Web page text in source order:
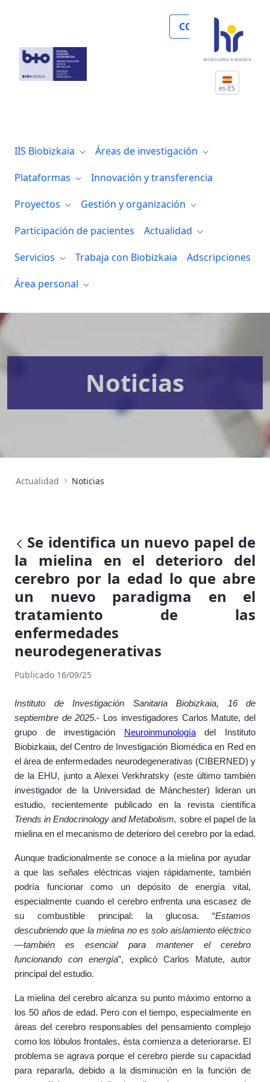
COLABORA
es-ES
IIS Biobizkaia
Áreas de investigación
Plataformas
Innovación y transferencia
Proyectos
Gestión y organización
Participación de pacientes
Actualidad
Servicios
Trabaja con Biobizkaia
Adscripciones
Área personal
Noticias
Actualidad Noticias
Se identifica un nuevo papel de
la mielina en el deterioro del
cerebro por la edad lo que abre
un nuevo paradigma en el
tratamiento de las
enfermedades
neurodegenerativas
Publicado 16/09/25
Instituto de Investigación Sanitaria Biobizkaia, 16 de
septiembre de 2025.- Los investigadores Carlos Matute, del
grupo de investigación
Neuroinmunologíadel Instituto
Biobizkaia, del Centro de Investigación Biomédica en Red en
el área de enfermedades neurodegenerativas (CIBERNED) y
de la EHU, junto a Alexei Verkhratsky (este último también
investigador de la Universidad de Mánchester) lideran un
estudio, recientemente publicado en la revista científica
Trends in Endocrinology and Metabolism, sobre el papel de la
mielina en el mecanismo de deterioro del cerebro por la edad.
Aunque tradicionalmente se conoce a la mielina por ayudar
a que las señales eléctricas viajen rápidamente, también
podría funcionar como un depósito de energía vital,
especialmente cuando el cerebro enfrenta una escasez de
su combustible principal: la glucosa. “Estamos
descubriendo que la mielina no es solo aislamiento eléctrico
—también es esencial para mantener el cerebro
funcionando con energía”, explicó Carlos Matute, autor
principal del estudio.
La mielina del cerebro alcanza su punto máximo entorno a
los 50 años de edad. Pero con el tiempo, especialmente en
áreas del cerebro responsables del pensamiento complejo
como los lóbulos frontales, ésta comienza a deteriorarse. El
problema se agrava porque el cerebro pierde su capacidad
para repararla, debido a la disminución en la función de